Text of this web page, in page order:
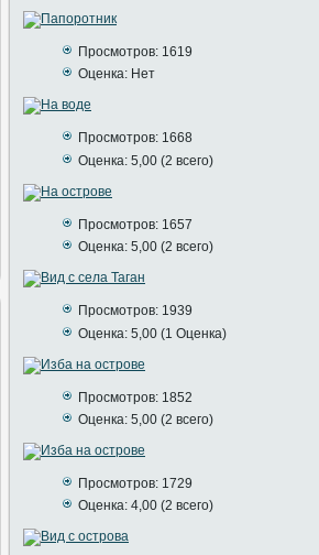
Просмотров: 1619
Оценка: Нет
Просмотров: 1668
Оценка: 5,00 (2 всего)
Просмотров: 1657
Оценка: 5,00 (2 всего)
Просмотров: 1939
Оценка: 5,00 (1 Оценка)
Просмотров: 1852
Оценка: 5,00 (2 всего)
Просмотров: 1729
Оценка: 4,00 (2 всего)